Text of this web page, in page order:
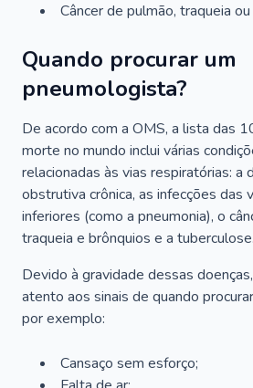
Câncer de pulmão, traqueia
Quando procurar um
pneumologista?
De acordo com a OMS, a lista das
morte no mundo inclui várias
relacionadas às vias respiratórias: a
obstrutiva crônica, as infecções das
inferiores (como a pneumonia), o
traqueia e brônquios e a tuberculose.
Devido à gravidade dessas
atento aos sinais de quando
por exemplo:
Cansaço sem esforço;